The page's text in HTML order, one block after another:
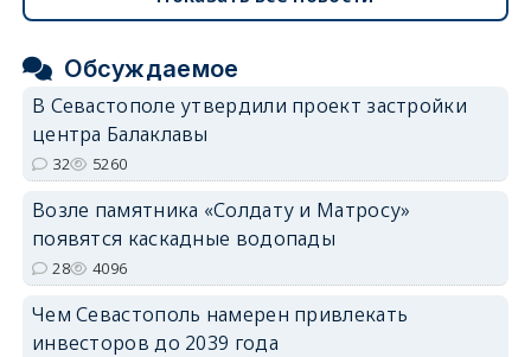
Обсуждаемое
В Севастополе утвердили проект застройки
центра Балаклавы
32 5260
Возле памятника «Солдату и Матросу»
появятся каскадные водопады
28 4096
Чем Севастополь намерен привлекать
инвесторов до 2039 года